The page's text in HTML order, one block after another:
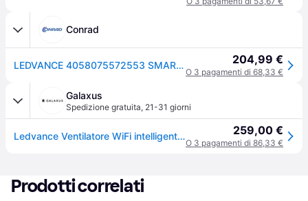
Conrad
LEDVANCE 4058075572553 SMART WIFI CEILING FAN Plafoniera LED con sensore di movimento LED (monocolore) LED a montaggio fisso 74 W Bianco 204,99 €
O 3 pagamenti di 68,33 €
Galaxus
Spedizione gratuita, 21-31 giorni
Ledvance Ventilatore WiFi intelligente, Ventilatore, Bianco 259,00 €
O 3 pagamenti di 86,33 €
Prodotti correlati